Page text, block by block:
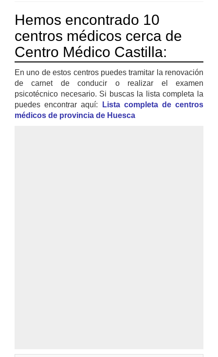
Hemos encontrado 10
centros médicos cerca de
Centro Médico Castilla:
En uno de estos centros puedes tramitar la renovación
de carnet de conducir o realizar el examen
psicotécnico necesario. Si buscas la lista completa la
puedes encontrar aquí:
Lista completa de centros
médicos de provincia de Huesca